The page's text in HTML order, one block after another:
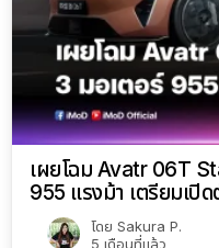
เผยโฉม Avatr 06T
955 แรงม้า เตรียมเปิ
โดย Sakura P.
5 เดือนที่แล้ว